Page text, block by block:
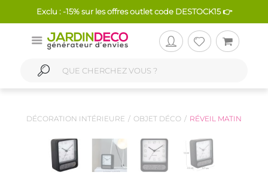
Exclu : -15% sur les offres outlet code DESTOCK15 👉
DÉCORATION INTÉRIEURE OBJET DÉCO RÉVEIL MATIN